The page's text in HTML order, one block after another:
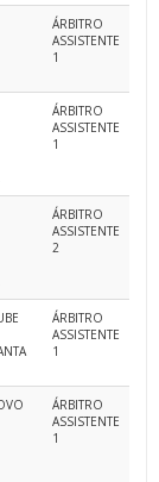
ÁRBITRO
ASSISTENTE
1
ÁRBITRO
ASSISTENTE
1
ÁRBITRO
ASSISTENTE
2
ÁRBITRO
ASSISTENTE
1
ÁRBITRO
ASSISTENTE
1